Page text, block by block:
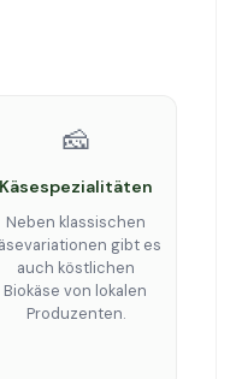
🧀
Käsespezialitäten
Neben klassischen
gibt es
auch köstlichen
Biokäse von lokalen
Produzenten.